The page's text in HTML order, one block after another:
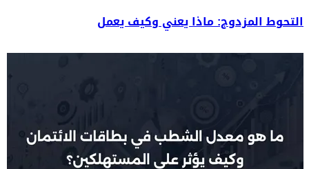
التحوط المزدوج: ماذا يعني وكيف يعمل